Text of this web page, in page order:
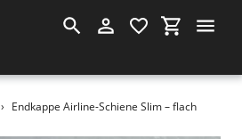
SuchenEinloggen
› Endkappe Airline-Schiene Slim – flach